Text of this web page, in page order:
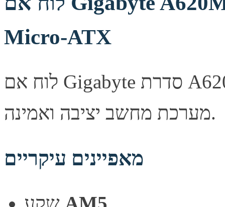
Micro-ATX
לוח אם Gigabyte סדרת A620M, מספק יציבות ואמינות לבניית
מערכת מחשב יציבה ואמינה.
מאפיינים עיקריים